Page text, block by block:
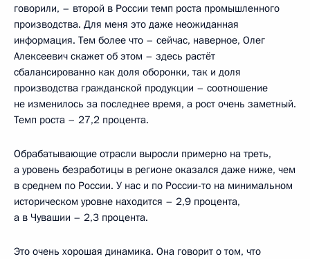
говорили, – второй в России темп роста промышленного
производства. Для меня это даже неожиданная
информация. Тем более что – сейчас, наверное, Олег
Алексеевич скажет об этом – здесь растёт
сбалансированно как доля оборонки, так и доля
производства гражданской продукции – соотношение
не изменилось за последнее время, а рост очень заметный.
Темп роста – 27,2 процента.
Обрабатывающие отрасли выросли примерно на треть,
а уровень безработицы в регионе оказался даже ниже, чем
в среднем по России. У нас и по России-то на минимальном
историческом уровне находится – 2,9 процента,
а в Чувашии – 2,3 процента.
Это очень хорошая динамика. Она говорит о том, что